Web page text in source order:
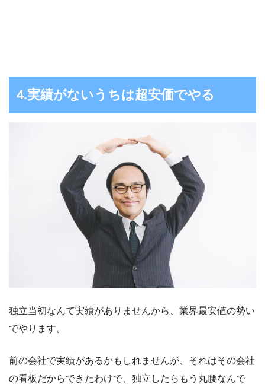
4.実績がないうちは超安価でやる
独立当初なんて実績がありませんから、業界最安値の勢い
でやります。
前の会社で実績があるかもしれませんが、それはその会社
の看板だからできたわけで、独立したらもう丸腰なんで